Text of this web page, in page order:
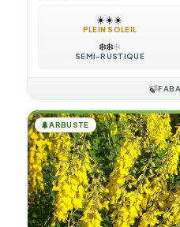
☀️☀️☀️
PLEIN SOLEIL
❄️❄️❄️
SEMI-RUSTIQUE
🍃
🌲ARBUSTE